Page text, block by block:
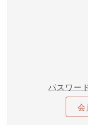
パスワー
会